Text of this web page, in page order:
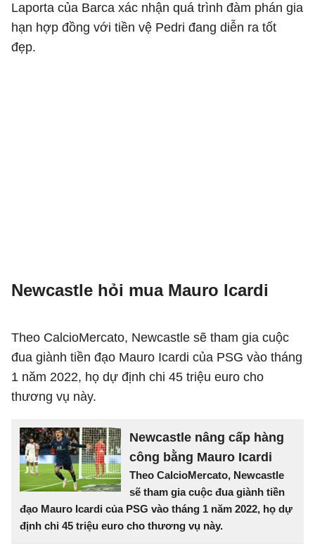
Laporta của Barca xác nhận quá trình đàm phán gia
hạn hợp đồng với tiền vệ Pedri đang diễn ra tốt
đẹp.
Newcastle hỏi mua Mauro Icardi
Theo CalcioMercato, Newcastle sẽ tham gia cuộc
đua giành tiền đạo Mauro Icardi của PSG vào tháng
1 năm 2022, họ dự định chi 45 triệu euro cho
thương vụ này.
Newcastle nâng cấp hàng
công bằng Mauro Icardi
Theo CalcioMercato, Newcastle
sẽ tham gia cuộc đua giành tiền
đạo Mauro Icardi của PSG vào tháng 1 năm 2022, họ dự
định chi 45 triệu euro cho thương vụ này.